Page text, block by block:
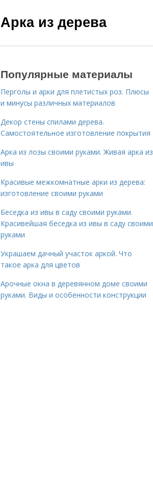
Арка из дерева
Популярные материалы
Перголы и арки для плетистых роз. Плюсы
и минусы различных материалов
Декор стены спилами дерева.
Самостоятельное изготовление покрытия
Арка из лозы своими руками. Живая арка из
ивы
Красивые межкомнатные арки из дерева:
изготовление своими руками
Беседка из ивы в саду своими руками.
Красивейшая беседка из ивы в саду своими
руками
Украшаем дачный участок аркой. Что
такое арка для цветов
Арочные окна в деревянном доме своими
руками. Виды и особенности конструкции